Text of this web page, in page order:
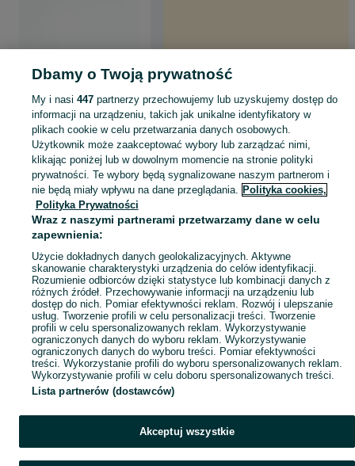
Dbamy o Twoją prywatność
My i nasi 447partnerzy przechowujemy lub uzyskujemy dostęp do
informacji na urządzeniu, takich jak unikalne identyfikatory w
plikach cookie w celu przetwarzania danych osobowych.
Użytkownik może zaakceptować wybory lub zarządzać nimi,
klikając poniżej lub w dowolnym momencie na stronie polityki
prywatności. Te wybory będą sygnalizowane naszym partnerom i
nie będą miały wpływu na dane przeglądania. Polityka cookies,
Polityka Prywatności
Wraz z naszymi partnerami przetwarzamy dane w celu
zapewnienia:
Użycie dokładnych danych geolokalizacyjnych. Aktywne
skanowanie charakterystyki urządzenia do celów identyfikacji.
Rozumienie odbiorców dzięki statystyce lub kombinacji danych z
różnych źródeł. Przechowywanie informacji na urządzeniu lub
dostęp do nich. Pomiar efektywności reklam. Rozwój i ulepszanie
usług. Tworzenie profili w celu personalizacji treści. Tworzenie
profili w celu spersonalizowanych reklam. Wykorzystywanie
ograniczonych danych do wyboru reklam. Wykorzystywanie
ograniczonych danych do wyboru treści. Pomiar efektywności
treści. Wykorzystanie profili do wyboru spersonalizowanych reklam.
Wykorzystywanie profili w celu doboru spersonalizowanych treści.
Lista partnerów (dostawców)
Akceptuj wszystkie